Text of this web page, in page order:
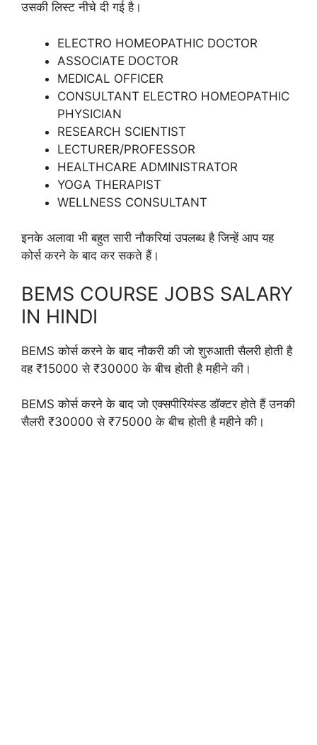
उसकी लिस्ट नीचे दी गई है।
ELECTRO HOMEOPATHIC DOCTOR
ASSOCIATE DOCTOR
MEDICAL OFFICER
CONSULTANT ELECTRO HOMEOPATHIC
PHYSICIAN
RESEARCH SCIENTIST
LECTURER/PROFESSOR
HEALTHCARE ADMINISTRATOR
YOGA THERAPIST
WELLNESS CONSULTANT
इनके अलावा भी बहुत सारी नौकरियां उपलब्ध है जिन्हें आप यह
कोर्स करने के बाद कर सकते हैं।
BEMS COURSE JOBS SALARY
IN HINDI
BEMS कोर्स करने के बाद नौकरी की जो शुरुआती सैलरी होती है
वह ₹15000 से ₹30000 के बीच होती है महीने की।
BEMS कोर्स करने के बाद जो एक्सपीरियंस्ड डॉक्टर होते हैं उनकी
सैलरी ₹30000 से ₹75000 के बीच होती है महीने की।